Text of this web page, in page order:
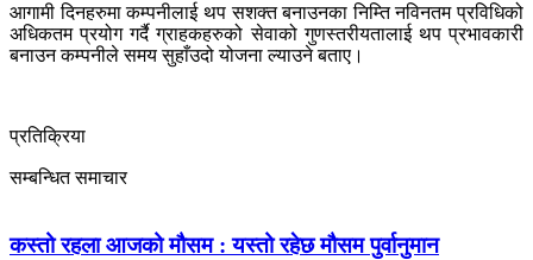
आगामी दिनहरुमा कम्पनीलाई थप सशक्त बनाउनका निम्ति नविनतम प्रविधिको
अधिकतम प्रयोग गर्दै ग्राहकहरुको सेवाको गुणस्तरीयतालाई थप प्रभावकारी
बनाउन कम्पनीले समय सुहाँउदो योजना ल्याउने बताए।
प्रतिक्रिया
सम्बन्धित समाचार
कस्तो रहला आजको मौसम : यस्तो रहेछ मौसम पुर्वानुमान